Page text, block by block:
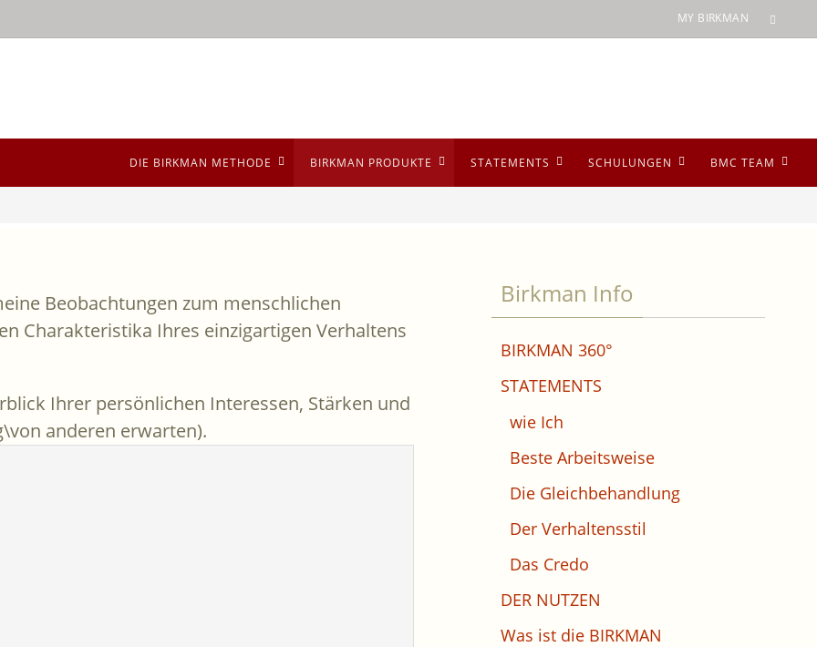
MY BIRKMAN
BMC TEAM
SCHULUNGEN
STATEMENTS
BIRKMAN PRODUKTE
DIE BIRKMAN METHODE
Beobachtungen zum menschlichen
Charakteristika Ihres einzigartigen Verhaltens
Ihrer persönlichen Interessen, Stärken und
anderen erwarten).
Birkman Info
BIRKMAN 360°
STATEMENTS
wie Ich
Beste Arbeitsweise
Die Gleichbehandlung
Der Verhaltensstil
Das Credo
DER NUTZEN
Was ist die BIRKMAN